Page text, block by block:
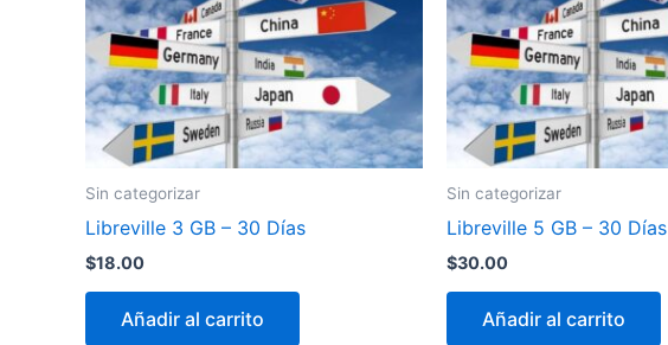
Sin categorizar
Libreville 3 GB – 30 Días
$18.00
Añadir al carrito
Sin categorizar
Libreville 5 GB – 30 Días
$30.00
Añadir al carrito